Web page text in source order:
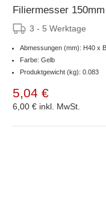
Filiermesser
3 - 5 Werktage
Abmessungen (mm): H40 x
Farbe: Gelb
Produktgewicht (kg): 0.083
5,04 €
6,00 € inkl. MwSt.